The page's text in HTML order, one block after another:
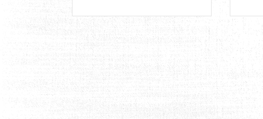
Pagination